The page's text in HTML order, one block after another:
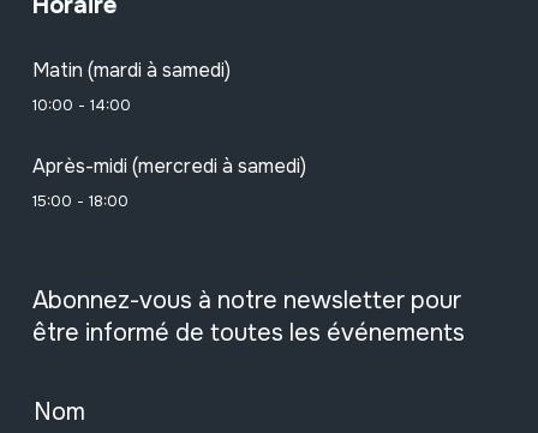
Matin (mardi à samedi)
10:00 - 14:00
Après-midi (mercredi à samedi)
15:00 - 18:00
Abonnez-vous à notre newsletter pour
être informé de toutes les événements
Nom